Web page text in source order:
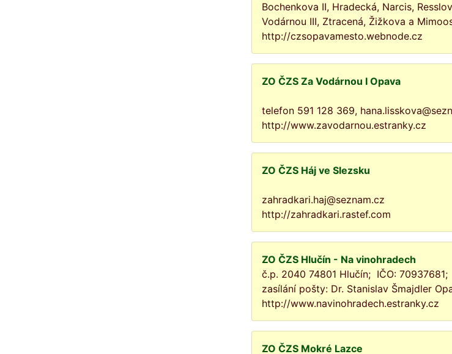
Bochenkova II, Hradecká, Narcis,
Vodárnou III, Ztracená, Žižkova a
http://czsopavamesto.webnode.cz
ZO ČZS Za Vodárnou I Opava
telefon 591 128 369,
http://www.zavodarnou.estranky.cz
ZO ČZS Háj ve Slezsku
zahradkari.haj@seznam.cz
http://zahradkari.rastef.com
ZO ČZS Hlučín - Na vinohradech
č.p. 2040 74801 Hlučín; IČO: 70937681;
zasílání pošty: Dr. Stanislav Šmajdler
http://www.navinohradech.estranky.cz
ZO ČZS Mokré Lazce